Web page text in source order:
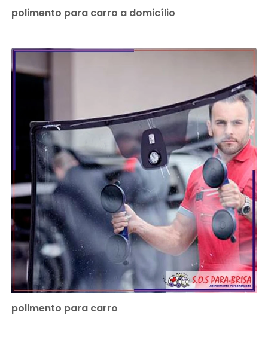
polimento para carro a domicílio
polimento para carro